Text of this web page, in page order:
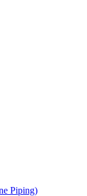
Piping)